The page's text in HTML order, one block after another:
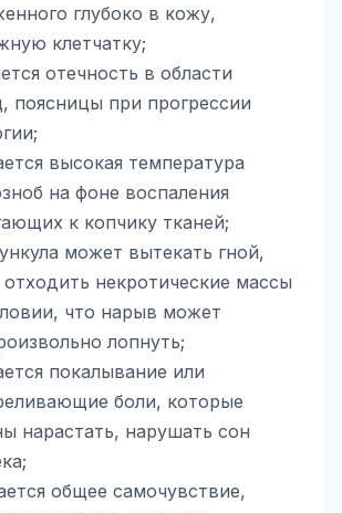
глубоко в кожу,
клетчатку;
отечность в области
поясницы при прогрессии
высокая температура
на фоне воспаления
к копчику тканей;
может вытекать гной,
отходить некротические массы
что нарыв может
лопнуть;
покалывание или
боли, которые
нарастать, нарушать сон
общее самочувствие,